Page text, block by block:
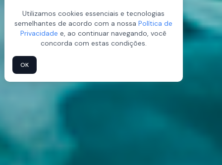
Utilizamos cookies essenciais e tecnologias
semelhantes de acordo com a nossaPolítica de
Privacidade e, ao continuar navegando, você
concorda com estas condições.
OK